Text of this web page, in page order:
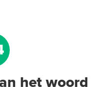
het woord